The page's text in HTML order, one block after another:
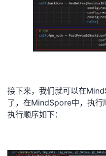
接下来，我们就可以在
了，在MindSpore中，执
执行顺序如下：